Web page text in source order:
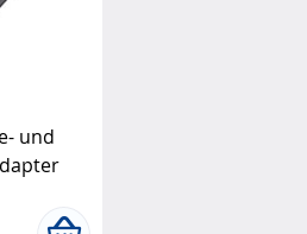
und